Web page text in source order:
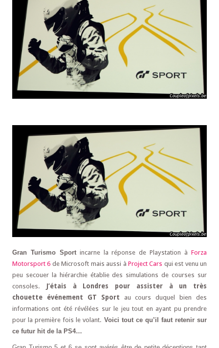
Gran Turismo Sportincarne la réponse de Playstation àForza
Motorsport 6 de Microsoft mais aussi à Project Cars qui est venu un
peu secouer la hiérarchie établie des simulations de courses sur
consoles. J’étais à Londres pour assister à un très
chouette événement GT Sport au cours duquel bien des
informations ont été révélées sur le jeu tout en ayant pu prendre
pour la première fois le volant. Voici tout ce qu’il faut retenir sur
ce futur hit de la PS4…